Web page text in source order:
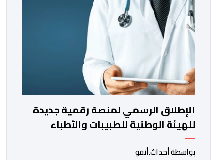
الإطلاق الرسمي لمنصة رقمية جديدة
للهيئة الوطنية للطبيبات والأطباء
بواسطة أحداث.أنفو